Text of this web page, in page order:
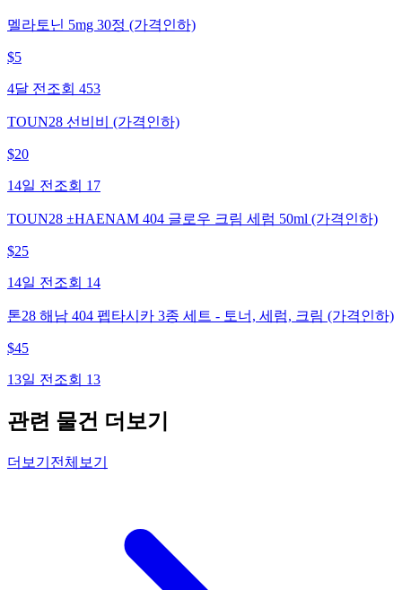
멜라토닌 5mg 30정 (가격인하)
$5
4달 전 조회 453
TOUN28 선비비 (가격인하)
$20
14일 전 조회 17
TOUN28 ±HAENAM 404 글로우 크림 세럼 50ml (가격인하)
$25
14일 전 조회 14
톤28 해남 404 펩타시카 3종 세트 - 토너, 세럼, 크림 (가격인하)
$45
13일 전 조회 13
관련 물건 더보기
더보기 전체보기